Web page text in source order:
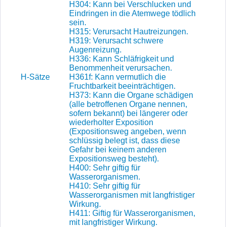
H-Sätze
H304: Kann bei Verschlucken und
Eindringen in die Atemwege tödlich
sein.
H315: Verursacht Hautreizungen.
H319: Verursacht schwere
Augenreizung.
H336: Kann Schläfrigkeit und
Benommenheit verursachen.
H361f: Kann vermutlich die
Fruchtbarkeit beeinträchtigen.
H373: Kann die Organe schädigen
(alle betroffenen Organe nennen,
sofern bekannt) bei längerer oder
wiederholter Exposition
(Expositionsweg angeben, wenn
schlüssig belegt ist, dass diese
Gefahr bei keinem anderen
Expositionsweg besteht).
H400: Sehr giftig für
Wasserorganismen.
H410: Sehr giftig für
Wasserorganismen mit langfristiger
Wirkung.
H411: Giftig für Wasserorganismen,
mit langfristiger Wirkung.